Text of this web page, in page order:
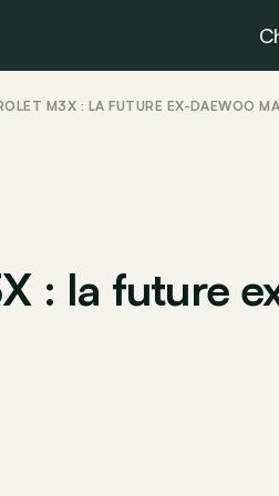
M3X : LA FUTURE EX-DAEWOO
: la future